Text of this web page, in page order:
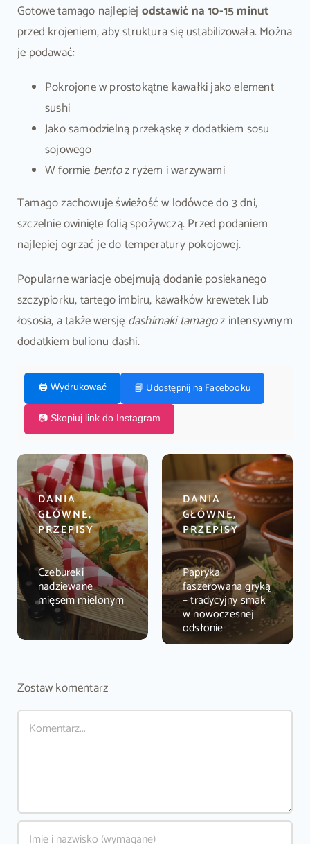
Gotowe tamago najlepiej odstawić na 10-15 minut
przed krojeniem, aby struktura się ustabilizowała. Można
je podawać:
Pokrojone w prostokątne kawałki jako element
sushi
Jako samodzielną przekąskę z dodatkiem sosu
sojowego
W formie bentoz ryżem i warzywami
Tamago zachowuje świeżość w lodówce do 3 dni,
szczelnie owinięte folią spożywczą. Przed podaniem
najlepiej ogrzać je do temperatury pokojowej.
Popularne wariacje obejmują dodanie posiekanego
szczypiorku, tartego imbiru, kawałków krewetek lub
łososia, a także wersję dashimaki tamagoz intensywnym
dodatkiem bulionu dashi.
🖨️ Wydrukować 📘 Udostępnij na Facebooku
📷 Skopiuj link do Instagram
DANIA
GŁÓWNE,
PRZEPISY
Czebureki
nadziewane
mięsem mielonym
DANIA
GŁÓWNE,
PRZEPISY
Papryka
faszerowana gryką
– tradycyjny smak
w nowoczesnej
odsłonie
Zostaw komentarz
Comment